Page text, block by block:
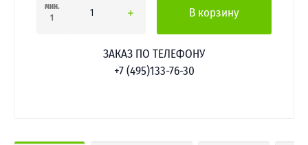
мин.
1
В корзину
ЗАКАЗ ПО ТЕЛЕФОНУ
+7 (495)133-76-30